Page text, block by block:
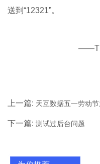
送到“12321”。
上一篇: 天互数据五一劳动
下一篇:测试过后台问题